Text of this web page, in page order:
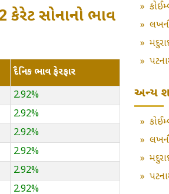
સોનાનો ભાવ
દૈનિક ભાવ ફેરફાર
2.92%
2.92%
2.92%
2.92%
2.92%
2.92%
»
»
»
»
અન્ય
»
»
»
»